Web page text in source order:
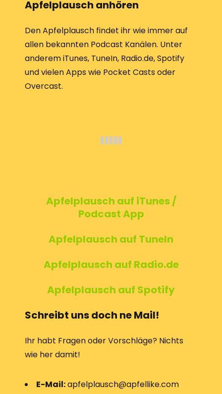
Apfelplausch anhören
Den Apfelplausch findet ihr wie immer auf
allen bekannten Podcast Kanälen. Unter
anderem iTunes, TuneIn, Radio.de, Spotify
und vielen Apps wie Pocket Casts oder
Overcast.
Apfelplausch auf iTunes /
Podcast App
Apfelplausch auf TuneIn
Apfelplausch auf Radio.de
Apfelplausch auf Spotify
Schreibt uns doch ne Mail!
Ihr habt Fragen oder Vorschläge? Nichts
wie her damit!
E-Mail:apfelplausch@apfellike.com